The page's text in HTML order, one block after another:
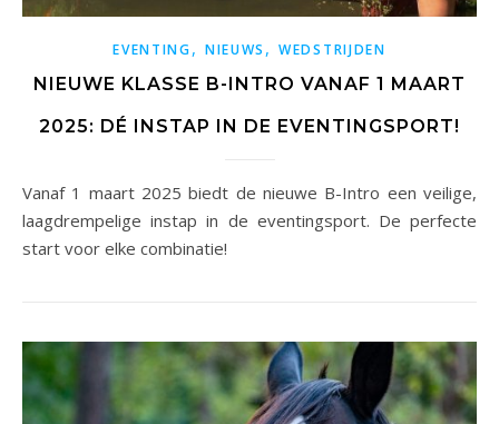
EVENTING, NIEUWS ,WEDSTRIJDEN
NIEUWE KLASSE B-INTRO VANAF 1 MAART
2025: DÉ INSTAP IN DE EVENTINGSPORT!
Vanaf 1 maart 2025 biedt de nieuwe B-Intro een veilige,
laagdrempelige instap in de eventingsport. De perfecte
start voor elke combinatie!